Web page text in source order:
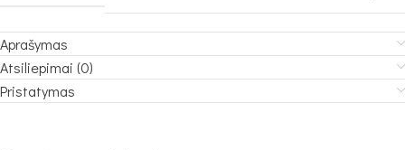
Aprašymas
Atsiliepimai (0)
Pristatymas